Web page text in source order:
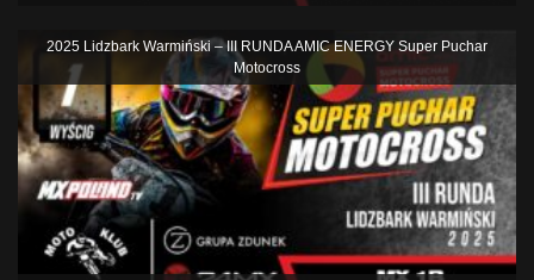
2025 Lidzbark Warmiński – III RUNDA AMIC ENERGY Super Puchar
Motocross